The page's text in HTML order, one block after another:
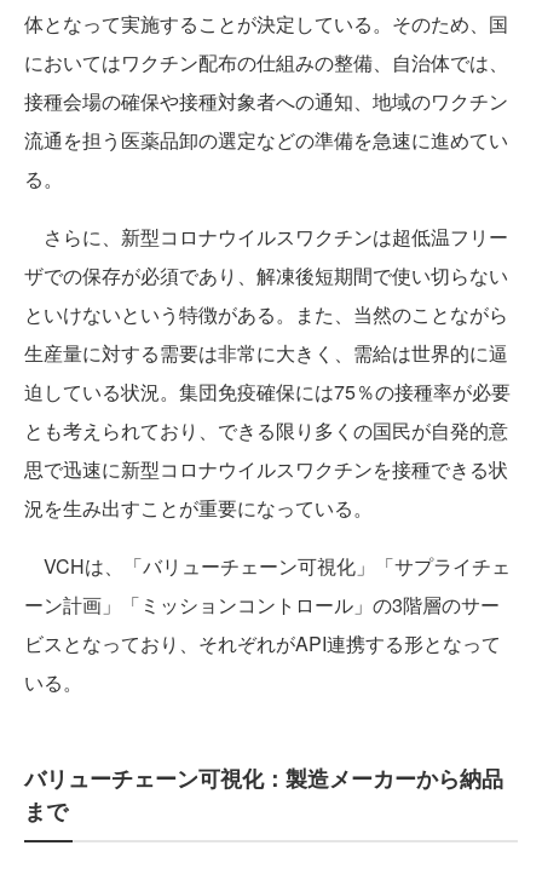
体となって実施することが決定している。そのため、国
においてはワクチン配布の仕組みの整備、自治体では、
接種会場の確保や接種対象者への通知、地域のワクチン
流通を担う医薬品卸の選定などの準備を急速に進めてい
る。
さらに、新型コロナウイルスワクチンは超低温フリー
ザでの保存が必須であり、解凍後短期間で使い切らない
といけないという特徴がある。また、当然のことながら
生産量に対する需要は非常に大きく、需給は世界的に逼
迫している状況。集団免疫確保には75％の接種率が必要
とも考えられており、できる限り多くの国民が自発的意
思で迅速に新型コロナウイルスワクチンを接種できる状
況を生み出すことが重要になっている。
VCHは、「バリューチェーン可視化」「サプライチェ
ーン計画」「ミッションコントロール」の3階層のサー
ビスとなっており、それぞれがAPI連携する形となって
いる。
バリューチェーン可視化：製造メーカーから納品
まで